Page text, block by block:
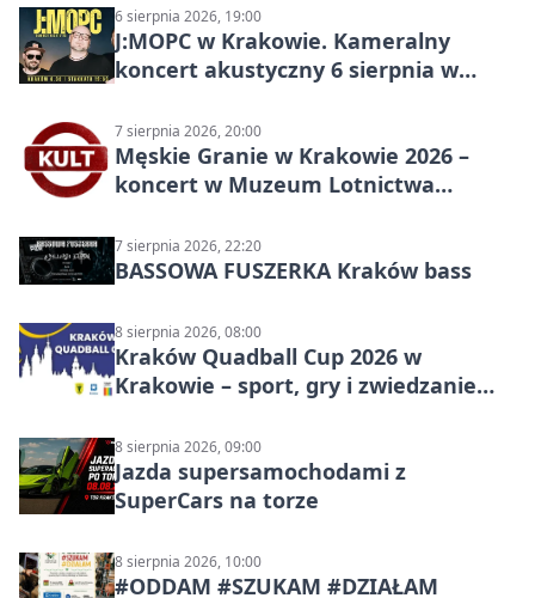
6 sierpnia 2026, 19:00
J:МОРС w Krakowie. Kameralny
koncert akustyczny 6 sierpnia w
7 sierpnia 2026, 20:00
Męskie Granie w Krakowie 2026 –
koncert w Muzeum Lotnictwa
7 sierpnia 2026, 22:20
BASSOWA FUSZERKA Kraków bass
8 sierpnia 2026, 08:00
Kraków Quadball Cup 2026 w
Krakowie – sport, gry i zwiedzanie
8 sierpnia 2026, 09:00
Jazda supersamochodami z
SuperCars na torze
8 sierpnia 2026, 10:00
#ODDAM #SZUKAM #DZIAŁAM